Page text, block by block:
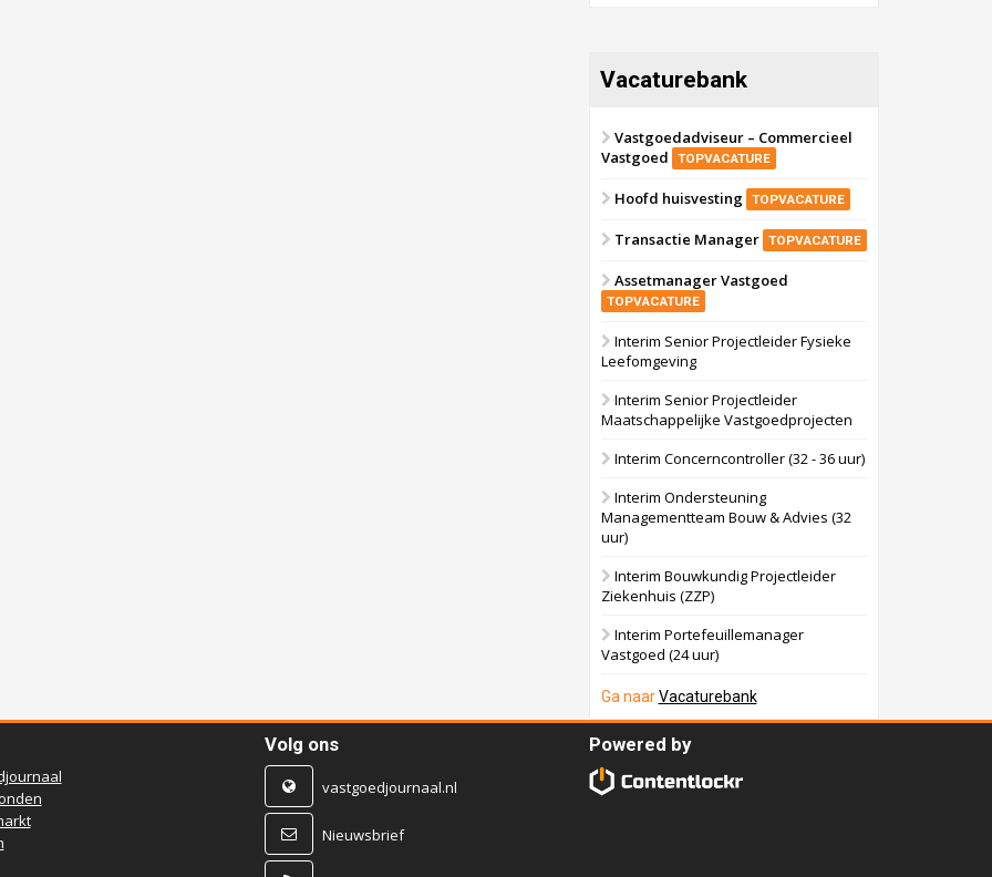
Vacaturebank
Vastgoedadviseur – Commercieel
Vastgoed
TOPVACATURE
Hoofd huisvesting TOPVACATURE
Transactie Manager TOPVACATURE
Assetmanager Vastgoed
TOPVACATURE
Interim Senior Projectleider Fysieke
Leefomgeving
Interim Senior Projectleider
Maatschappelijke Vastgoedprojecten
Interim Concerncontroller (32 - 36 uur)
Interim Ondersteuning
Managementteam Bouw & Advies (32
uur)
Interim Bouwkundig Projectleider
Ziekenhuis (ZZP)
Interim Portefeuillemanager
Vastgoed (24 uur)
Ga naarVacaturebank
Volg ons
vastgoedjournaal.nl
Nieuwsbrief
Powered by